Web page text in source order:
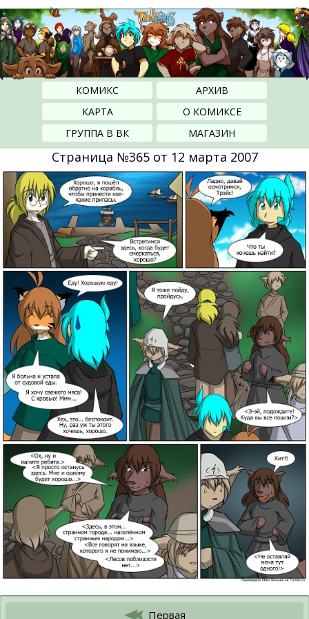
КОМИКС
АРХИВ
КАРТА
О КОМИКСЕ
ГРУППА В ВК
МАГАЗИН
Страница №365 от 12 марта 2007
Первая